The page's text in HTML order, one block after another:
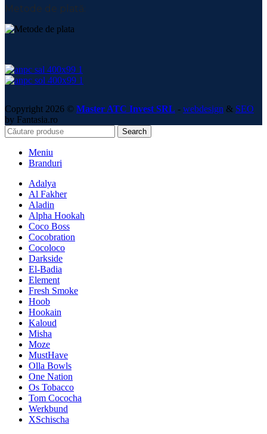
Metode de plată:
Copyright 2026 © Master ATC Invest SRL - webdesign & SEO
by Fantasia.ro
Search
Meniu
Branduri
Adalya
Al Fakher
Aladin
Alpha Hookah
Coco Boss
Cocobration
Cocoloco
Darkside
El-Badia
Element
Fresh Smoke
Hoob
Hookain
Kaloud
Misha
Moze
MustHave
Olla Bowls
One Nation
Os Tobacco
Tom Cococha
Werkbund
XSchischa